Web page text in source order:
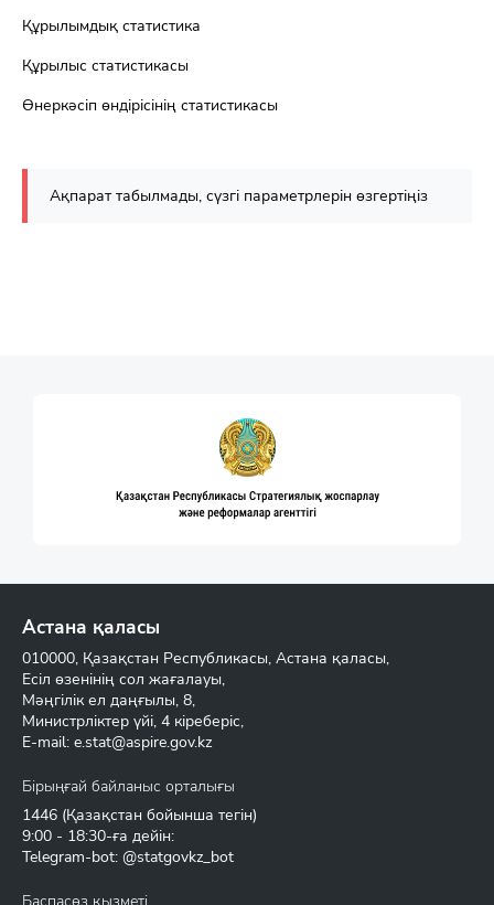
Құрылымдық статистика
Құрылыс статистикасы
Өнеркәсіп өндірісінің статистикасы
Ақпарат табылмады, сүзгі параметрлерін өзгертіңіз
Астана қаласы
010000, Қазақстан Республикасы, Астана қаласы,
Есіл өзенінің сол жағалауы,
Мәңгілік ел даңғылы, 8,
Министрліктер үйі, 4 кіреберіс,
E-mail: e.stat@aspire.gov.kz
Бірыңғай байланыс орталығы
1446 (Қазақстан бойынша тегін)
9:00 - 18:30-ға дейін:
Telegram-bot: @statgovkz_bot